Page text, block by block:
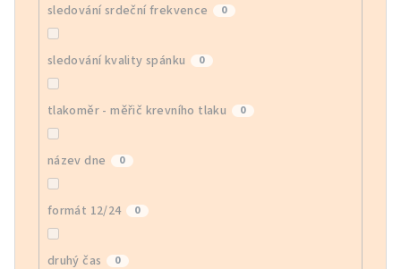
sledování srdeční frekvence 0
sledování kvality spánku 0
tlakoměr - měřič krevního tlaku 0
název dne 0
formát 12/24 0
druhý čas 0